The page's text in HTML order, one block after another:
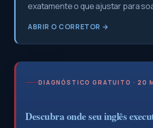
exatamente o que ajustar para
ABRIR O CORRETOR →
DIAGNÓSTICO GRATUITO · 20
Descubra onde seu inglês